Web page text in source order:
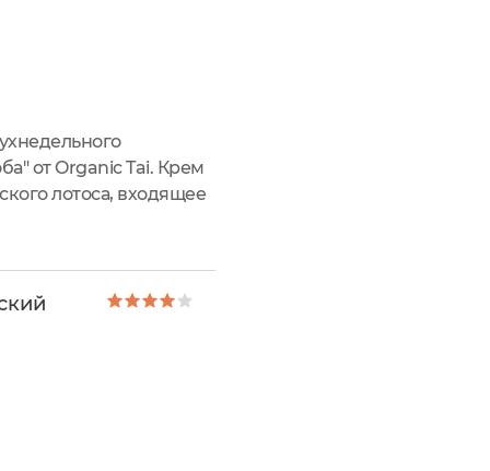
от Organic Tai. Крем
лотоса, входящее